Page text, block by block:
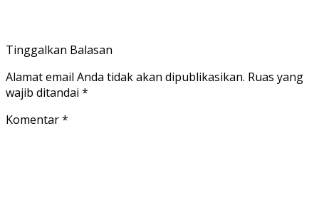
Tinggalkan Balasan
Alamat email Anda tidak akan dipublikasikan. Ruas yang
wajib ditandai *
Komentar*